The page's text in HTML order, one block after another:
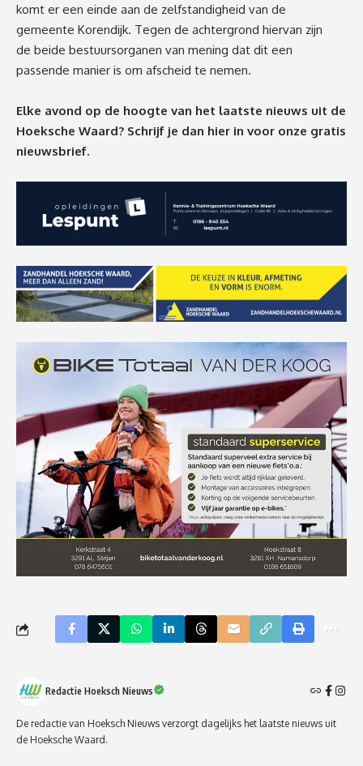
komt er een einde aan de zelfstandigheid van de
gemeente Korendijk. Tegen de achtergrond hiervan zijn
de beide bestuursorganen van mening dat dit een
passende manier is om afscheid te nemen.
Elke avond op de hoogte van het laatste nieuws uit de
Hoeksche Waard? Schrijf je dan hier in voor onze gratis
nieuwsbrief.
Redactie Hoeksch Nieuws
De redactie van Hoeksch Nieuws verzorgt dagelijks het laatste nieuws uit
de Hoeksche Waard.